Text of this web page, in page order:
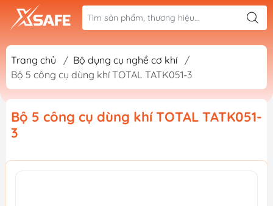
Trang chủ / Bộ dụng cụ nghề cơ khí
/
Bộ 5 công cụ dùng khí TOTAL TATK051-3
Bộ 5 công cụ dùng khí TOTAL TATK051-
3